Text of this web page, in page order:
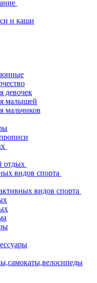
и каши
девочек
малышей
мальчиков
отдых
видов спорта
видов спорта